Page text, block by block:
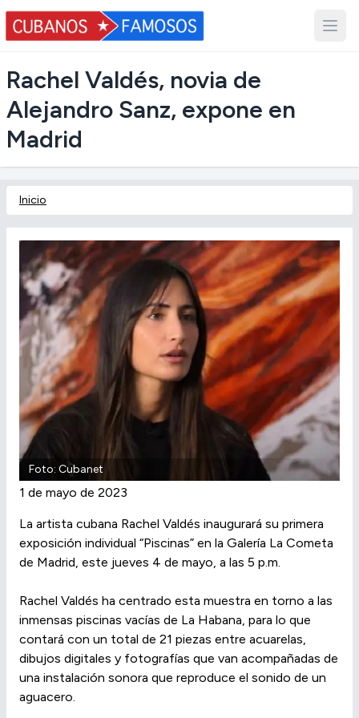
Rachel Valdés, novia de
Alejandro Sanz, expone en
Madrid
Inicio
Foto: Cubanet
1 de mayo de 2023
La artista cubana Rachel Valdés inaugurará su primera
exposición individual “Piscinas” en la Galería La Cometa
de Madrid, este jueves 4 de mayo, a las 5 p.m.
Rachel Valdés ha centrado esta muestra en torno a las
inmensas piscinas vacías de La Habana, para lo que
contará con un total de 21 piezas entre acuarelas,
dibujos digitales y fotografías que van acompañadas de
una instalación sonora que reproduce el sonido de un
aguacero.